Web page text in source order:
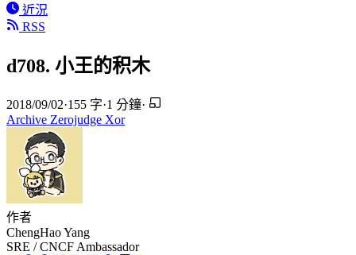
近況
RSS
d708. 小王的积木
2018/09/02·155 字·1 分鐘·
Archive Zerojudge Xor
作者
ChengHao Yang
SRE / CNCF Ambassador